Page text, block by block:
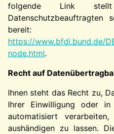
folgende Link
Datenschutzbeauftragten
bereit:
https://www.bfdi.bund.de/
node.html.
Recht auf
Ihnen steht das Recht zu,
Ihrer Einwilligung oder
automatisiert
aushändigen zu lassen.